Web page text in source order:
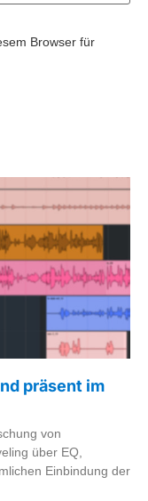
Browser für
präsent im
von
über EQ,
Einbindung der